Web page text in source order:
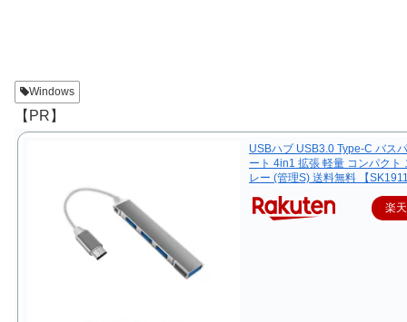
Windows
【PR】
USBハブ USB3.0 Type-C バス
ート 4in1 拡張 軽量 コンパクト
レー (管理S) 送料無料 【
楽